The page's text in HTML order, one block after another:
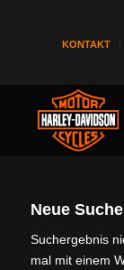
KONTAKT
Neue Suche
Suchergebnis
mal mit einem